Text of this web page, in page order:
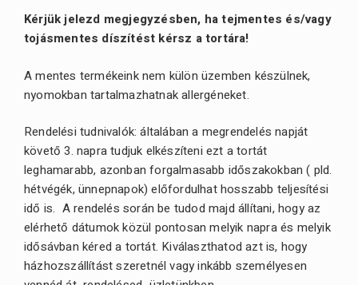
Kérjük jelezd megjegyzésben, ha tejmentes és/vagy
tojásmentes díszítést kérsz a tortára!
A mentes termékeink nem külön üzemben készülnek,
nyomokban tartalmazhatnak allergéneket.
Rendelési tudnivalók: általában a megrendelés napját
követő 3. napra tudjuk elkészíteni ezt a tortát
leghamarabb, azonban forgalmasabb időszakokban ( pld.
hétvégék, ünnepnapok) előfordulhat hosszabb teljesítési
idő is. A rendelés során be tudod majd állítani, hogy az
elérhető dátumok közül pontosan melyik napra és melyik
idősávban kéred a tortát. Kiválaszthatod azt is, hogy
házhozszállítást szeretnél vagy inkább személyesen